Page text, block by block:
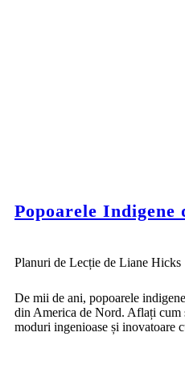
Popoarele Indigene
Planuri de Lecție de Liane Hicks
De mii de ani, popoarele
din America de Nord. Aflați cum
moduri ingenioase și inovatoare